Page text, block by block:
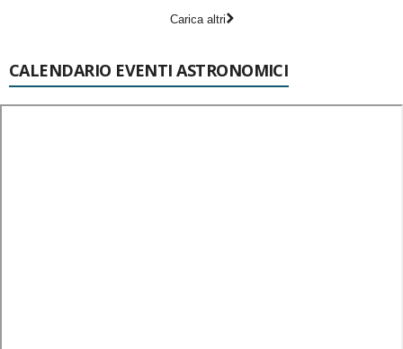
Carica altri
CALENDARIO EVENTI ASTRONOMICI